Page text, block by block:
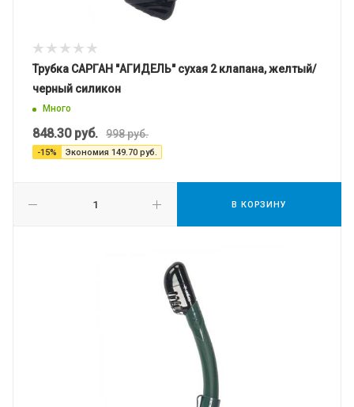
Трубка САРГАН "АГИДЕЛЬ" сухая 2 клапана, желтый/
черный силикон
Много
848.30руб. 998руб.
-15% Экономия 149.70 руб.
В КОРЗИНУ